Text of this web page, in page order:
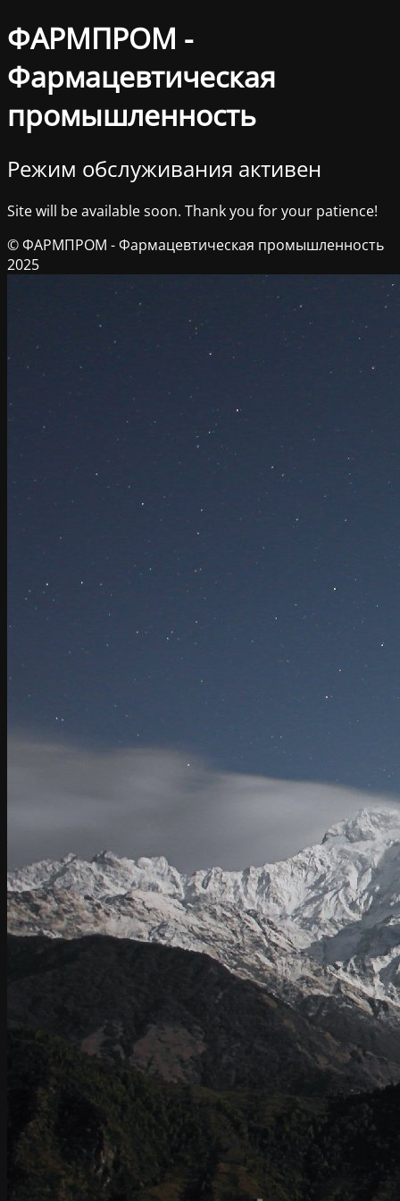
ФАРМПРОМ -
Фармацевтическая
промышленность
Режим обслуживания активен
Site will be available soon. Thank you for your patience!
© ФАРМПРОМ - Фармацевтическая промышленность
2025